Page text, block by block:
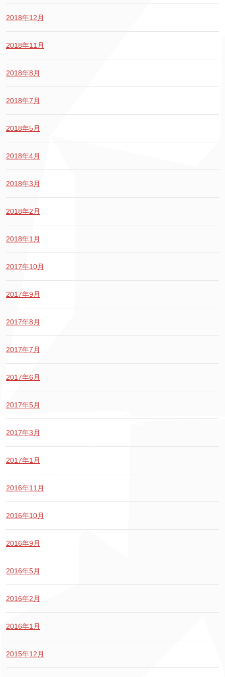
2018年12月
2018年11月
2018年8月
2018年7月
2018年5月
2018年4月
2018年3月
2018年2月
2018年1月
2017年10月
2017年9月
2017年8月
2017年7月
2017年6月
2017年5月
2017年3月
2017年1月
2016年11月
2016年10月
2016年9月
2016年5月
2016年2月
2016年1月
2015年12月